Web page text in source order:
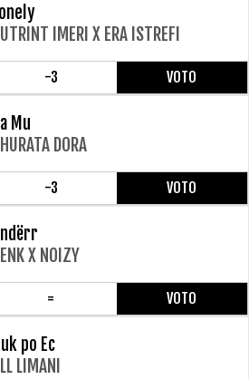
IMERI X ERA ISTREFI
-3 VOTO
Mu
DORA
-3 VOTO
X NOIZY
= VOTO
po Ec
LIMANI